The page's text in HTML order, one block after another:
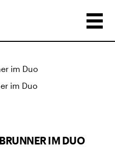
ab 18 Uhr bisIM DUO